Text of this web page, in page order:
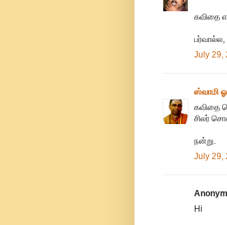
கவிதை
July 29,
ஸ்வாமி
கவிதை
சிலர்
நன்று.
July 29,
Hi